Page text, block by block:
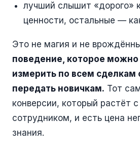
лучший слышит «дорого»
ценности, остальные —
Это не магия и не
поведение, которое можно
измерить по всем сделкам
передать новичкам. Тот
конверсии, который растёт
сотрудником, и есть цена
знания.